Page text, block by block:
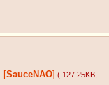
[SauceNAO] ( 127.25KB